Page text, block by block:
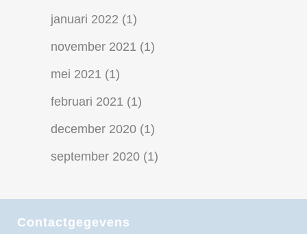
januari 2022 (1)
november 2021 (1)
mei 2021 (1)
februari 2021 (1)
december 2020 (1)
september 2020 (1)
Contactgegevens